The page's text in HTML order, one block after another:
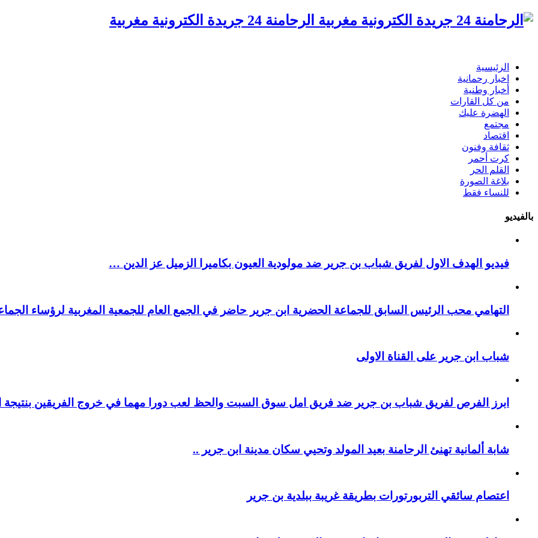
الرحامنة 24 جريدة الكترونية مغربية
الرئيسية
اخبار رحمانية
أخبار وطنية
من كل القارات
الهضرة عليك
مجتمع
اقتصاد
ثقافة وفنون
كرت أحمر
القلم الحر
بلاغة الصورة
للنساء فقط
بالفيديو
فيديو الهدف الاول لفريق شباب بن جرير ضد مولودية العيون بكاميرا الزميل عز الدين …
التهامي محب الرئيس السابق للجماعة الحضرية ابن جرير حاضر في الجمع العام للجمعية المغربية لرؤساء
شباب ابن جرير على القناة الاولى
ابرز الفرص لفريق شباب بن جرير ضد فريق امل سوق السبت والحظ لعب دورا مهما في خروج الفريقين بنتيجة
شابة ألمانية تهنئ الرحامنة بعيد المولد وتحيي سكان مدينة ابن جرير ..
اعتصام سائقي التربورتورات بطريقة غريبة ببلدية بن جرير